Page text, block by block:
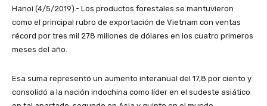
Hanoi (4/5/2019).- Los productos forestales se mantuvieron
como el principal rubro de exportación de Vietnam con ventas
récord por tres mil 278 millones de dólares en los cuatro primeros
meses del año.
Esa suma representó un aumento interanual del 17,8 por ciento y
consolidó a la nación indochina como líder en el sudeste asiático